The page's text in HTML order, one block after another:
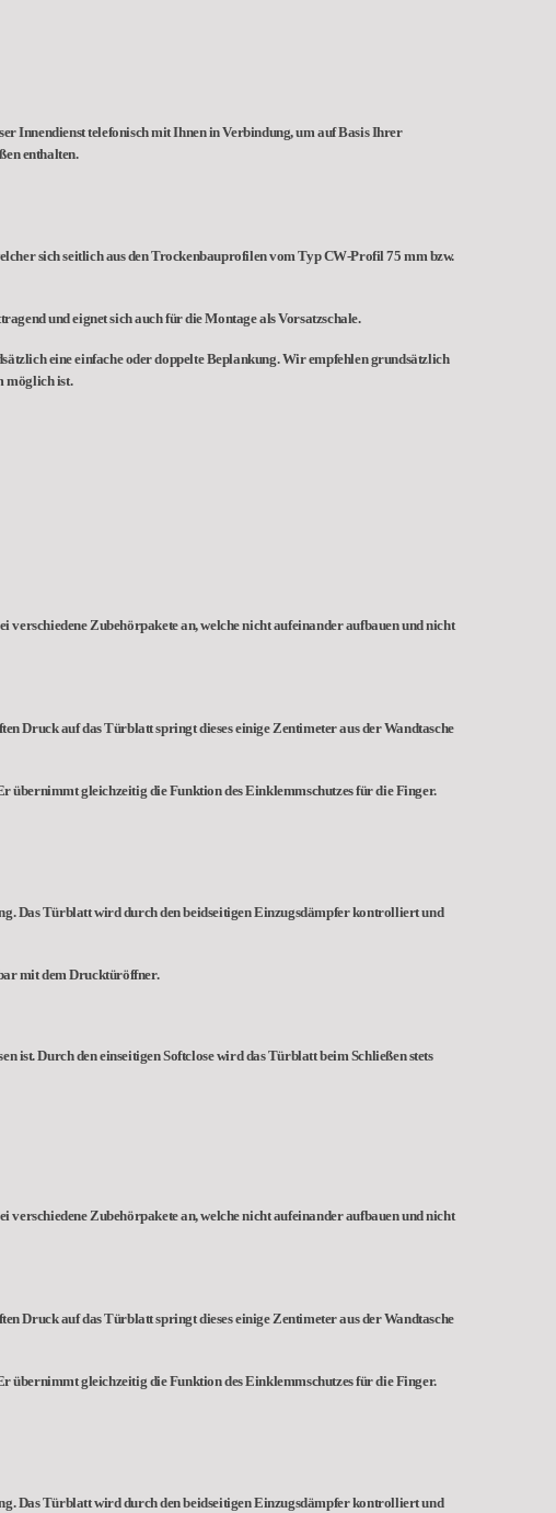
Innendienst telefonisch mit Ihnen in Verbindung, um auf Basis Ihrer
enthalten.
sich seitlich aus den Trockenbauprofilen vom Typ CW-Profil 75 mm bzw.
und eignet sich auch für die Montage als Vorsatzschale.
eine einfache oder doppelte Beplankung. Wir empfehlen grundsätzlich
möglich ist.
Zubehörpakete an, welche nicht aufeinander aufbauen und nicht
Druck auf das Türblatt springt dieses einige Zentimeter aus der Wandtasche
übernimmt gleichzeitig die Funktion des Einklemmschutzes für die Finger.
Das Türblatt wird durch den beidseitigen Einzugsdämpfer kontrolliert und
mit dem Drucktüröffner.
ist. Durch den einseitigen Softclose wird das Türblatt beim Schließen stets
Zubehörpakete an, welche nicht aufeinander aufbauen und nicht
Druck auf das Türblatt springt dieses einige Zentimeter aus der Wandtasche
übernimmt gleichzeitig die Funktion des Einklemmschutzes für die Finger.
Das Türblatt wird durch den beidseitigen Einzugsdämpfer kontrolliert und